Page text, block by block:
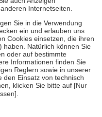
für ihre eigene Gesundheit zu
Familie zu unterstützen,
18. Lebensjahr
die von der